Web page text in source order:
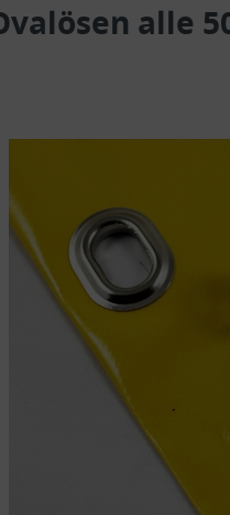
alle